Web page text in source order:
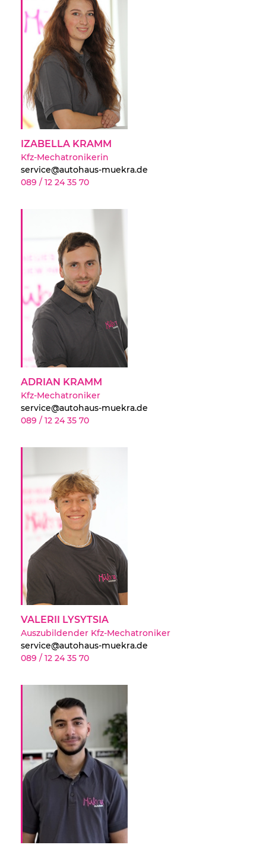
IZABELLA KRAMM
Kfz-Mechatronikerin
service@autohaus-muekra.de
089 / 12 24 35 70
ADRIAN KRAMM
Kfz-Mechatroniker
service@autohaus-muekra.de
089 / 12 24 35 70
VALERII LYSYTSIA
Auszubildender Kfz-Mechatroniker
service@autohaus-muekra.de
089 / 12 24 35 70